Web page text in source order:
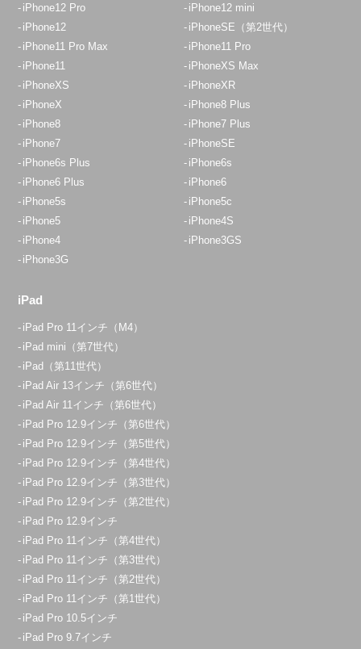
iPhone12 Pro
iPhone12 mini
iPhone12
iPhoneSE（第2世代）
iPhone11 Pro Max
iPhone11 Pro
iPhone11
iPhoneXS Max
iPhoneXS
iPhoneXR
iPhoneX
iPhone8 Plus
iPhone8
iPhone7 Plus
iPhone7
iPhoneSE
iPhone6s Plus
iPhone6s
iPhone6 Plus
iPhone6
iPhone5s
iPhone5c
iPhone5
iPhone4S
iPhone4
iPhone3GS
iPhone3G
iPad
iPad Pro 11インチ（M4）
iPad mini（第7世代）
iPad（第11世代）
iPad Air 13インチ（第6世代）
iPad Air 11インチ（第6世代）
iPad Pro 12.9インチ（第6世代）
iPad Pro 12.9インチ（第5世代）
iPad Pro 12.9インチ（第4世代）
iPad Pro 12.9インチ（第3世代）
iPad Pro 12.9インチ（第2世代）
iPad Pro 12.9インチ
iPad Pro 11インチ（第4世代）
iPad Pro 11インチ（第3世代）
iPad Pro 11インチ（第2世代）
iPad Pro 11インチ（第1世代）
iPad Pro 10.5インチ
iPad Pro 9.7インチ